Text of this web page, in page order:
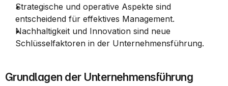
Strategische und operative Aspekte sind
entscheidend für effektives Management.
Nachhaltigkeit und Innovation sind neue
Schlüsselfaktoren in der Unternehmensführung.
Grundlagen der Unternehmensführung